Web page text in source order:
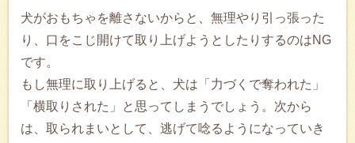
犬がおもちゃを離さないからと、無理やり引っ張った
り、口をこじ開けて取り上げようとしたりするのはNG
です。
もし無理に取り上げると、犬は「力づくで奪われた」
「横取りされた」と思ってしまうでしょう。次から
は、取られまいとして、逃げて唸るようになっていき